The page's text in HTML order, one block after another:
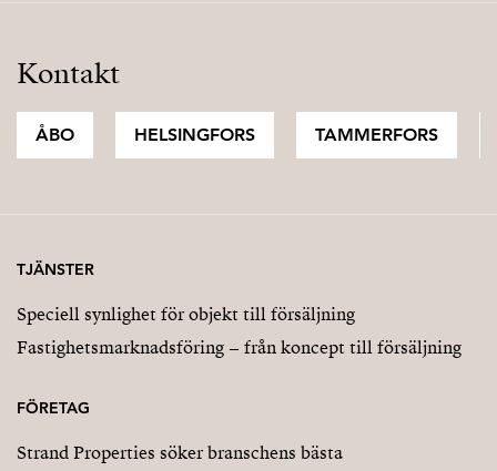
Kontakt
ÅBO HELSINGFORS TAMMERFORS
TJÄNSTER
Speciell synlighet för objekt till försäljning
Fastighetsmarknadsföring – från koncept till försäljning
FÖRETAG
Strand Properties söker branschens bästa